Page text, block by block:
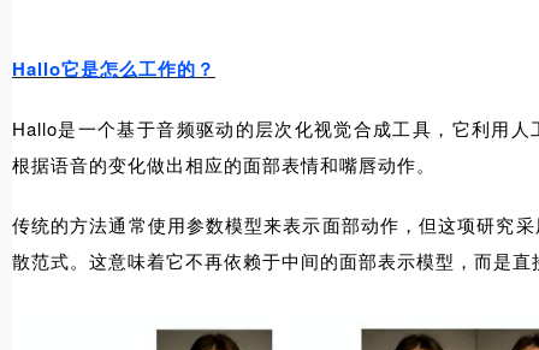
Hallo它是怎么工作的？
Hallo是一个基于音频驱动的层次化视觉合成工具，它利用
根据语音的变化做出相应的面部表情和嘴唇动作。
传统的方法通常使用参数模型来表示面部动作，但这项研究
散范式。这意味着它不再依赖于中间的面部表示模型，而是